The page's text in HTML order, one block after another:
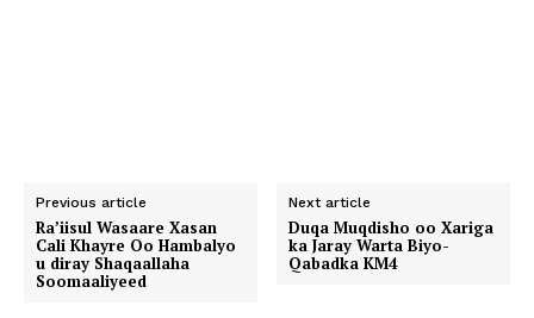
Previous article
Ra’iisul Wasaare Xasan
Cali Khayre Oo Hambalyo
u diray Shaqaallaha
Soomaaliyeed
Next article
Duqa Muqdisho oo Xariga
ka Jaray Warta Biyo-
Qabadka KM4